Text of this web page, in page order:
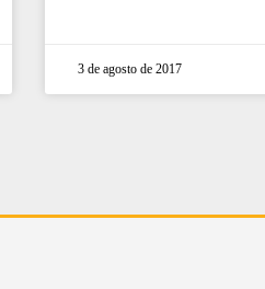
3 de agosto de 2017